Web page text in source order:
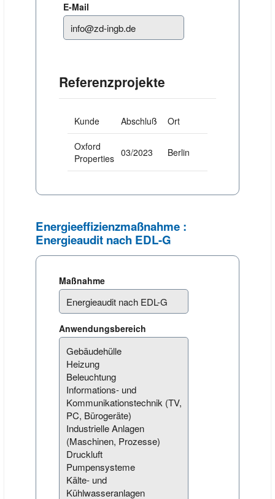
E-Mail
Referenzprojekte
Kunde Abschluß Ort
Oxford
Properties 03/2023 Berlin
Energieeffizienzmaßnahme :
Energieaudit nach EDL-G
Maßnahme
Anwendungsbereich